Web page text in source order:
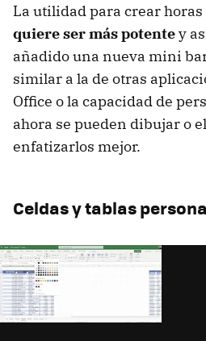
La utilidad para crear
quiere ser más potentey
añadido una nueva mini
similar a la de otras
Office o la capacidad de
ahora se pueden dibujar o
enfatizarlos mejor.
Celdas y tablas